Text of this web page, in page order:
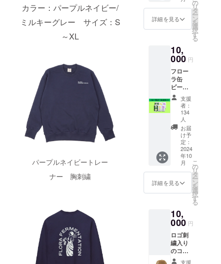
カラー：パープルネイビー/
ミルキーグレー サイズ：S
～XL
パープルネイビートレー
ナー 胸刺繍
ローゲ
ンフン
トTシャ
2024年
10月頃
細 厚さ
: 5.6 oz
カ
ラー：
ホワイ
ト/アッ
シュ ホ
ワイト :
綿100%
アッ
シュ：
綿98%/
ポリエ
2% サイ
ズ:<(a)
肩幅/(d)
袖丈＞
cm Sサ
イズ
(a)65/(b
)49/(c)4
10月頃)
商品サ
イズ：
保冷缶
カ
バー 1
個
(2024年
10月頃)
商品サ
イズ：
13.2cm
×10.3c
m ・ロ
ゴ入り
本革
コース
ター 1
枚
(2024年
10月頃)
商品サ
8.5cm <
ロゴ入
り本革
コース
ター> 3
色から1
1本
（黒
ビー
ル） <
・お礼
のメッ
セージ
カー
ド
(2024年
10月頃)
・ス
テッ
カー
(2024年
10月頃)
商品サ
イズ：
5cm×5
cm ・ク
ラウド
ファン
成瓶
ビー
（バー
ボンバ
レルエ
イジ
詳細を見る
の
リ
タ
ー
ン
を
選
択
す
る
10,
000 円
フロー
ラ缶
ビール6
本セッ
ト【缶
ビー
ル】
（350m
l×6本）
フロー
ラのフ
レッ
シュな
缶ビー
ルを飲
ウド
ファン
ディン
グで応
援して
いただ
いた方
支援
者：
134
人
お届
け予
定：
2024
年10
月
詳細を見る
こ
の
リ
タ
ー
ン
を
選
択
す
る
10,
000 円
ロゴ刺
繍入り
のコー
デュロ
支援